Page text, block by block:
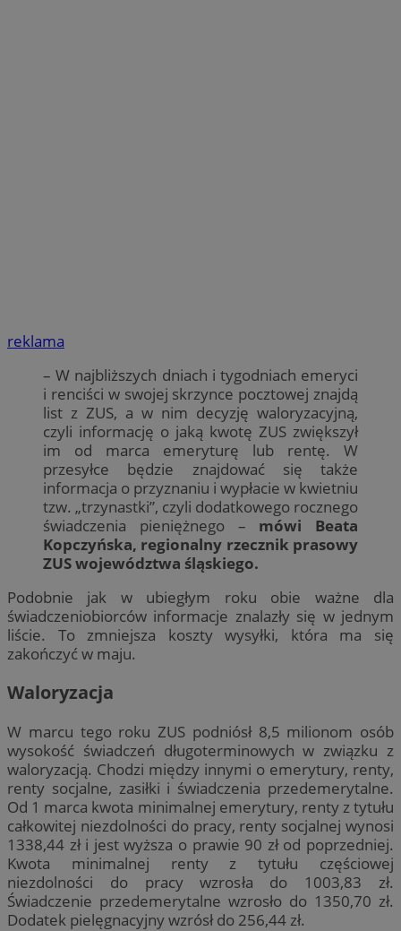
reklama
– W najbliższych dniach i tygodniach emeryci
i renciści w swojej skrzynce pocztowej znajdą
list z ZUS, a w nim decyzję waloryzacyjną,
czyli informację o jaką kwotę ZUS zwiększył
im od marca emeryturę lub rentę. W
przesyłce będzie znajdować się także
informacja o przyznaniu i wypłacie w kwietniu
tzw. „trzynastki”, czyli dodatkowego rocznego
świadczenia pieniężnego – mówi Beata
Kopczyńska, regionalny rzecznik prasowy
ZUS województwa śląskiego.
Podobnie jak w ubiegłym roku obie ważne dla
świadczeniobiorców informacje znalazły się w jednym
liście. To zmniejsza koszty wysyłki, która ma się
zakończyć w maju.
Waloryzacja
W marcu tego roku ZUS podniósł 8,5 milionom osób
wysokość świadczeń długoterminowych w związku z
waloryzacją. Chodzi między innymi o emerytury, renty,
renty socjalne, zasiłki i świadczenia przedemerytalne.
Od 1 marca kwota minimalnej emerytury, renty z tytułu
całkowitej niezdolności do pracy, renty socjalnej wynosi
1338,44 zł i jest wyższa o prawie 90 zł od poprzedniej.
Kwota minimalnej renty z tytułu częściowej
niezdolności do pracy wzrosła do 1003,83 zł.
Świadczenie przedemerytalne wzrosło do 1350,70 zł.
Dodatek pielęgnacyjny wzrósł do 256,44 zł.